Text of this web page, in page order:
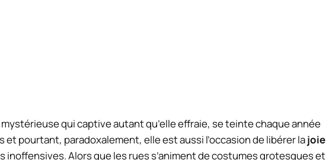
qui captive autant qu’elle effraie, se teinte chaque année
et pourtant, paradoxalement, elle est aussi l’occasion de libérer lajoie
inoffensives. Alors que les rues s’animent de costumes grotesques et